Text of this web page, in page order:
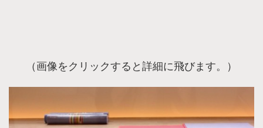
（画像をクリックすると詳細に飛びます。）